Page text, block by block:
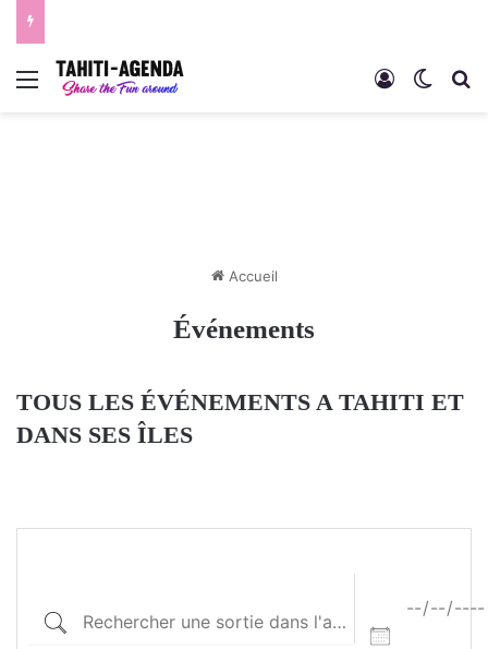
Menu Connexion
Accueil
Événements
TOUS LES ÉVÉNEMENTS A TAHITI ET
DANS SES ÎLES